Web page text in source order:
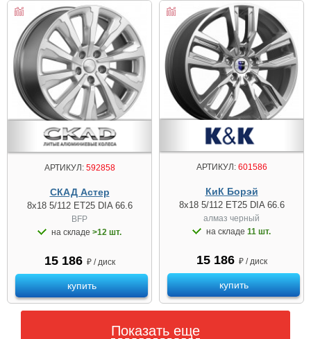
АРТИКУЛ:592858
СКАД Астер
8x18 5/112 ET25 DIA 66.6
BFP
на складе >12 шт.
15 186 ₽ / диск
купить
АРТИКУЛ:601586
КиК Борэй
8x18 5/112 ET25 DIA 66.6
алмаз чeрный
на складе 11 шт.
15 186 ₽ / диск
купить
Показать еще